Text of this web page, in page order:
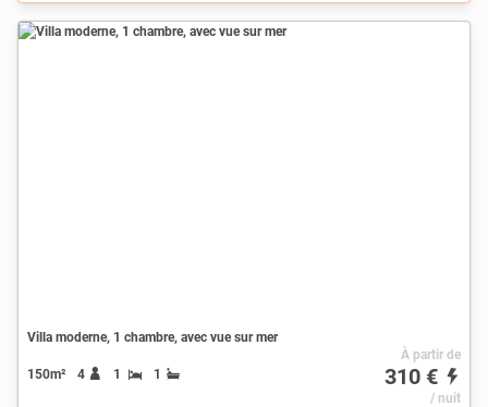
Villa moderne, 1 chambre, avec vue sur mer
150m² 4 1 1
À partir de
310 €
/ nuit